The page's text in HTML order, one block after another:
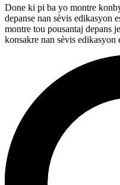
Done ki pi ba yo montre
depanse nan sèvis edikasyon
montre tou pousantaj depans
konsakre nan sèvis edikasyon